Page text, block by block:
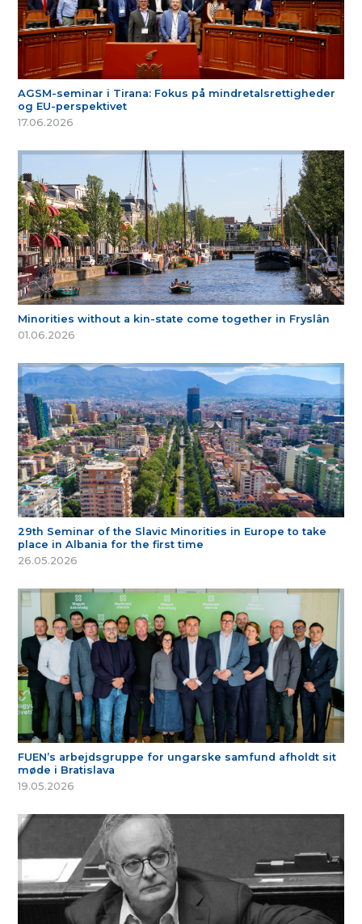
AGSM-seminar i Tirana: Fokus på mindretalsrettigheder
og EU-perspektivet
17.06.2026
Minorities without a kin-state come together in Fryslân
01.06.2026
29th Seminar of the Slavic Minorities in Europe to take
place in Albania for the first time
26.05.2026
FUEN’s arbejdsgruppe for ungarske samfund afholdt sit
møde i Bratislava
19.05.2026